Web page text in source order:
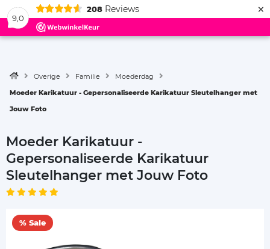
9,0
208 Reviews ×
Menu
Overige Familie
Moederdag
Moeder Karikatuur - Gepersonaliseerde Karikatuur Sleutelhanger met
Jouw Foto
Moeder Karikatuur -
Gepersonaliseerde Karikatuur
Sleutelhanger met Jouw Foto
% Sale